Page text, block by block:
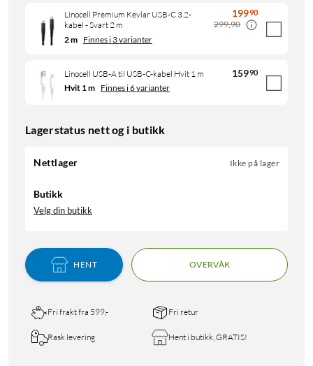
Linocell Premium Kevlar USB-C 3.2-
kabel - Svart 2 m
19990
299,90
2 m Finnes i 3 varianter
Linocell USB-A til USB-C-kabel Hvit 1 m 15990
Hvit 1 m Finnes i 6 varianter
Lagerstatus nett og i butikk
Nettlager Ikke på lager
Butikk
Velg din butikk
HENT OVERVÅK
Fri frakt fra 599,- Fri retur
Rask levering Hent i butikk, GRATIS!